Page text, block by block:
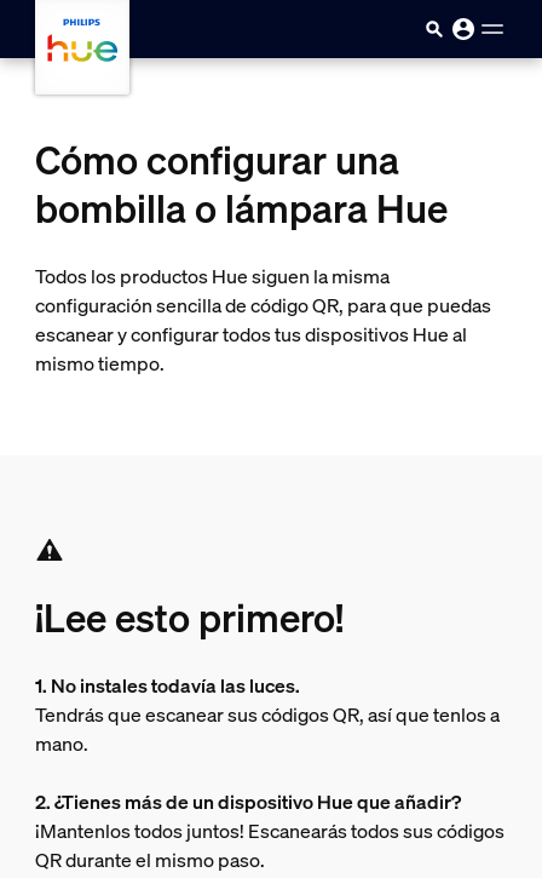
Cómo configurar una
bombilla o lámpara Hue
Todos los productos Hue siguen la misma
configuración sencilla de código QR, para que puedas
escanear y configurar todos tus dispositivos Hue al
mismo tiempo.
¡Lee esto primero!
1. No instales todavía las luces.
Tendrás que escanear sus códigos QR, así que tenlos a
mano.
2. ¿Tienes más de un dispositivo Hue que añadir?
¡Mantenlos todos juntos! Escanearás todos sus códigos
QR durante el mismo paso.